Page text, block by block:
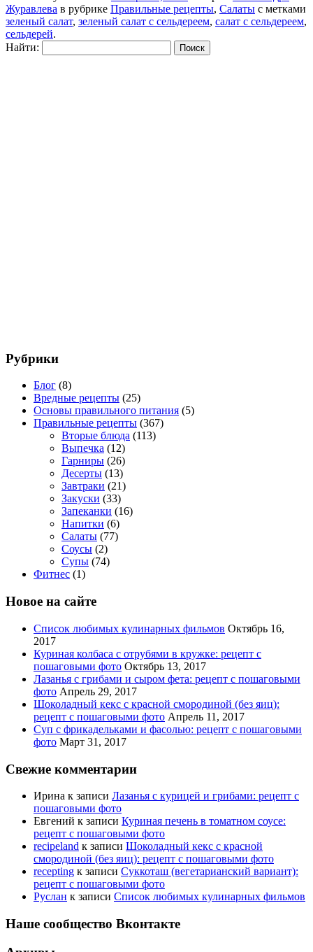
Журавлева в рубрике Правильные рецепты, Салаты с метками
зеленый салат, зеленый салат с сельдереем, салат с сельдереем,
сельдерей.
Найти:
Рубрики
Блог (8)
Вредные рецепты (25)
Основы правильного питания (5)
Правильные рецепты (367)
Вторые блюда (113)
Выпечка (12)
Гарниры (26)
Десерты (13)
Завтраки (21)
Закуски (33)
Запеканки (16)
Напитки (6)
Салаты (77)
Соусы (2)
Супы (74)
Фитнес (1)
Новое на сайте
Список любимых кулинарных фильмов Октябрь 16,
2017
Куриная колбаса с отрубями в кружке: рецепт с
пошаговыми фото Октябрь 13, 2017
Лазанья с грибами и сыром фета: рецепт с пошаговыми
фото Апрель 29, 2017
Шоколадный кекс с красной смородиной (без яиц):
рецепт с пошаговыми фото Апрель 11, 2017
Суп с фрикадельками и фасолью: рецепт с пошаговыми
фото Март 31, 2017
Свежие комментарии
Ирина к записи Лазанья с курицей и грибами: рецепт с
пошаговыми фото
Евгений к записи Куриная печень в томатном соусе:
рецепт с пошаговыми фото
recipeland к записи Шоколадный кекс с красной
смородиной (без яиц): рецепт с пошаговыми фото
recepting к записи Суккоташ (вегетарианский вариант):
рецепт с пошаговыми фото
Руслан к записи Список любимых кулинарных фильмов
Наше сообщество Вконтакте